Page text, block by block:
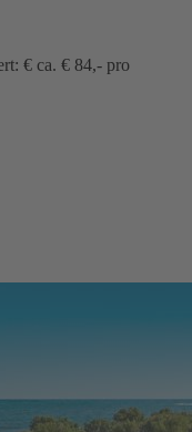
€ ca. € 84,- pro